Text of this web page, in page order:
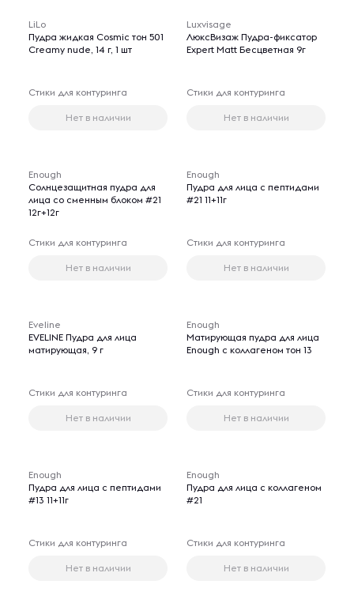
LiLo
Пудра жидкая Cosmic тон 501
Creamy nude, 14 г, 1 шт
Стики для контуринга
Нет в наличии
Luxvisage
ЛюксВизаж Пудра-фиксатор
Expert Matt Бесцветная 9г
Стики для контуринга
Нет в наличии
Enough
Солнцезащитная пудра для
лица со сменным блоком #21
12г+12г
Стики для контуринга
Нет в наличии
Enough
Пудра для лица с пептидами
#21 11+11г
Стики для контуринга
Нет в наличии
Eveline
EVELINE Пудра для лица
матирующая, 9 г
Стики для контуринга
Нет в наличии
Enough
Матирующая пудра для лица
Enough с коллагеном тон 13
Стики для контуринга
Нет в наличии
Enough
Пудра для лица с пептидами
#13 11+11г
Стики для контуринга
Нет в наличии
Enough
Пудра для лица с коллагеном
#21
Стики для контуринга
Нет в наличии